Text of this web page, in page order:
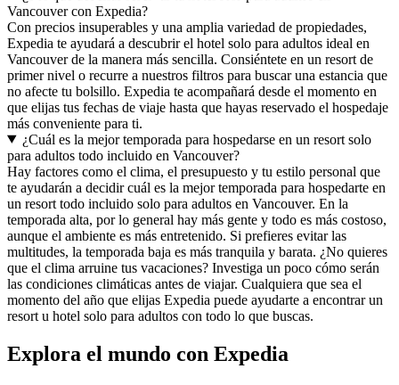
Vancouver con Expedia?
Con precios insuperables y una amplia variedad de propiedades,
Expedia te ayudará a descubrir el hotel solo para adultos ideal en
Vancouver de la manera más sencilla. Consiéntete en un resort de
primer nivel o recurre a nuestros filtros para buscar una estancia que
no afecte tu bolsillo. Expedia te acompañará desde el momento en
que elijas tus fechas de viaje hasta que hayas reservado el hospedaje
más conveniente para ti.
¿Cuál es la mejor temporada para hospedarse en un resort solo
para adultos todo incluido en Vancouver?
Hay factores como el clima, el presupuesto y tu estilo personal que
te ayudarán a decidir cuál es la mejor temporada para hospedarte en
un resort todo incluido solo para adultos en Vancouver. En la
temporada alta, por lo general hay más gente y todo es más costoso,
aunque el ambiente es más entretenido. Si prefieres evitar las
multitudes, la temporada baja es más tranquila y barata. ¿No quieres
que el clima arruine tus vacaciones? Investiga un poco cómo serán
las condiciones climáticas antes de viajar. Cualquiera que sea el
momento del año que elijas Expedia puede ayudarte a encontrar un
resort u hotel solo para adultos con todo lo que buscas.
Explora el mundo con Expedia